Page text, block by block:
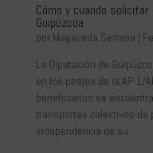
Cómo y cuándo
Guipúzcoa
por Magaceda Serrano |
La Diputación de
en los peajes de la AP-1/
beneficiarios se
transportes colectivos de
independencia de su...